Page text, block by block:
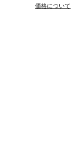
価格について